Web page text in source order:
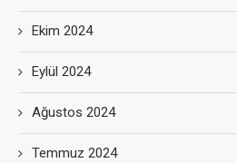
Ekim 2024
Eylül 2024
Ağustos 2024
Temmuz 2024